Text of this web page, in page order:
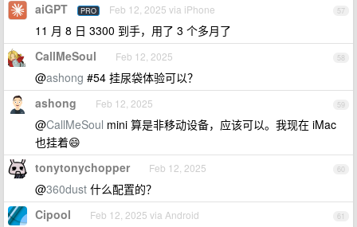
57
aiGPT PRO Feb 12, 2025 via iPhone
11 月 8 日 3300 到手，用了 3 个多月了
58
CallMeSoul Feb 12, 2025
@ashong #54 挂尿袋体验可以？
59
ashong Feb 12, 2025
@CallMeSoul mini 算是非移动设备，应该可以。我现在 iMac
也挂着😄
60
tonytonychopper Feb 12, 2025
@360dust 什么配置的？
61
Cipool Feb 12, 2025 via Android